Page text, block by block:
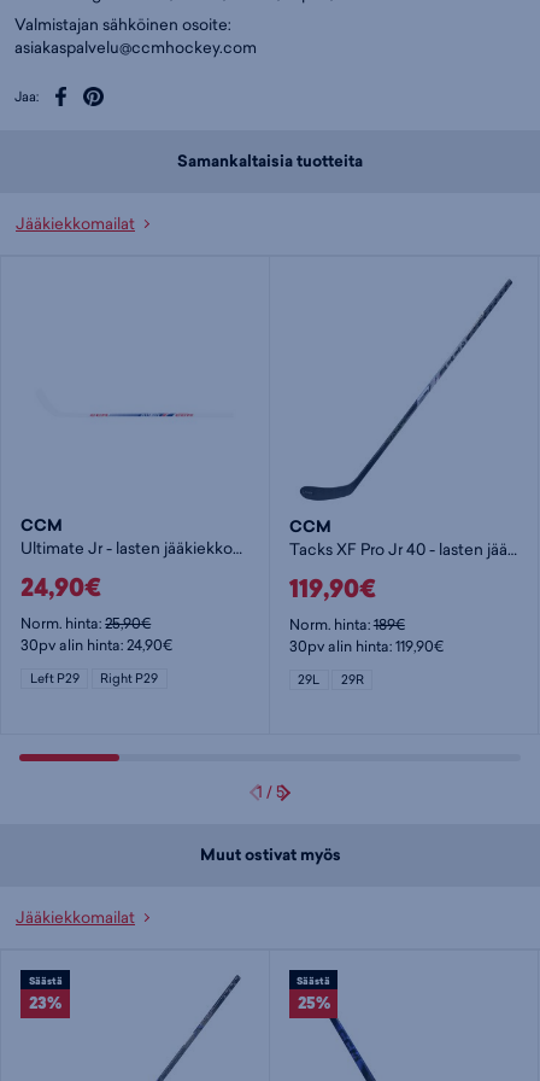
Valmistajan sähköinen osoite:
asiakaspalvelu@ccmhockey.com
Jaa:
Samankaltaisia tuotteita
Jääkiekkomailat
CCM
Ultimate Jr - lasten jääkiekkomaila
24,90€
Norm. hinta:25,90€
30pv alin hinta: 24,90€
Left P29 Right P29
CCM
Tacks XF Pro Jr 40 - lasten jääkiekkomaila
119,90€
Norm. hinta:189€
30pv alin hinta: 119,90€
29L 29R
1 /5
Muut ostivat myös
Jääkiekkomailat
Säästä
23%
Säästä
25%